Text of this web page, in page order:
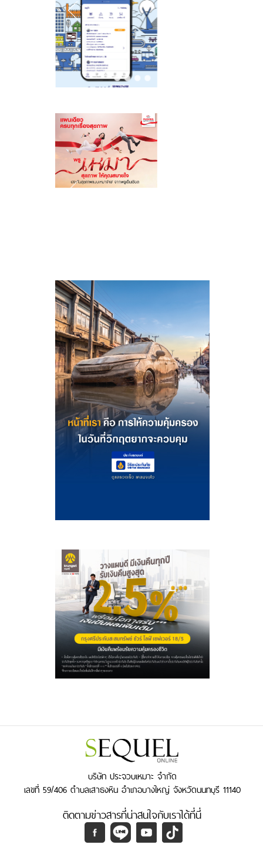
บริษัท ประจวบเหมาะ จำกัด
เลขที่ 59/406 ตำบลเสาธงหิน อำเภอบางใหญ่ จังหวัดนนทบุรี 11140
ติดตามข่าวสารที่น่าสนใจกับเราได้ที่นี่